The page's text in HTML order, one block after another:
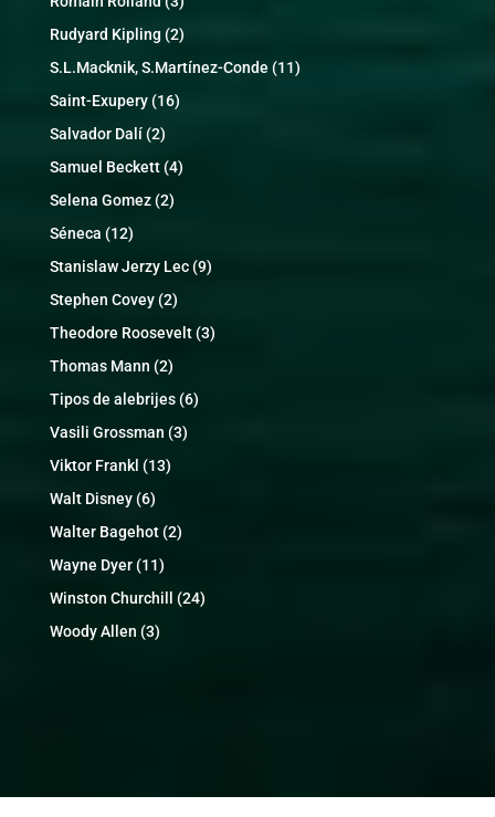
Rudyard Kipling (2)
S.L.Macknik, S.Martínez-Conde (11)
Saint-Exupery(16)
Salvador Dalí(2)
Samuel Beckett(4)
Selena Gomez(2)
Séneca (12)
Stanislaw Jerzy Lec(9)
Stephen Covey(2)
Theodore Roosevelt(3)
Thomas Mann (2)
Tipos de alebrijes(6)
Vasili Grossman (3)
Viktor Frankl (13)
Walt Disney(6)
Walter Bagehot(2)
Wayne Dyer(11)
Winston Churchill
(24)
Woody Allen (3)